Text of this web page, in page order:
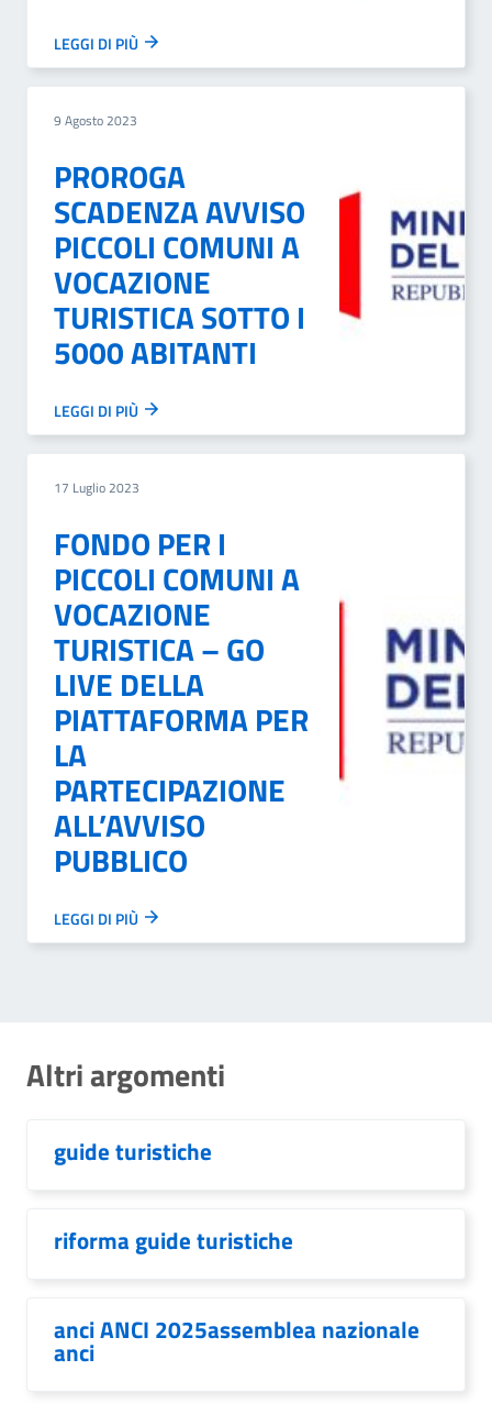
LEGGI DI PIÙ
9 Agosto 2023
PROROGA
SCADENZA AVVISO
PICCOLI COMUNI A
VOCAZIONE
TURISTICA SOTTO I
5000 ABITANTI
LEGGI DI PIÙ
17 Luglio 2023
FONDO PER I
PICCOLI COMUNI A
VOCAZIONE
TURISTICA – GO
LIVE DELLA
PIATTAFORMA PER
LA
PARTECIPAZIONE
ALL’AVVISO
PUBBLICO
LEGGI DI PIÙ
Altri argomenti
guide turistiche
riforma guide turistiche
anci ANCI 2025assemblea nazionale
anci